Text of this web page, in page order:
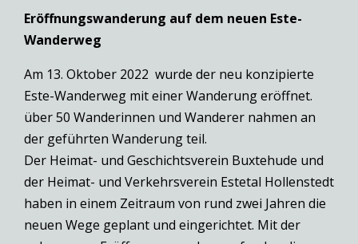
Eröffnungswanderung auf dem neuen Este-
Wanderweg
Am 13. Oktober 2022 wurde der neu konzipierte
Este-Wanderweg mit einer Wanderung eröffnet.
über 50 Wanderinnen und Wanderer nahmen an
der geführten Wanderung teil.
Der Heimat- und Geschichtsverein Buxtehude und
der Heimat- und Verkehrsverein Estetal Hollenstedt
haben in einem Zeitraum von rund zwei Jahren die
neuen Wege geplant und eingerichtet. Mit der